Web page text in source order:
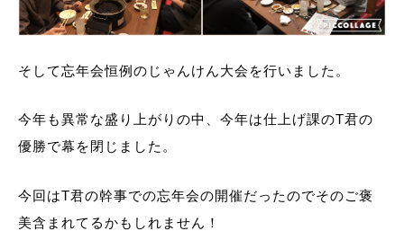
そして忘年会恒例のじゃんけん大会を行いました。
今年も異常な盛り上がりの中、今年は仕上げ課のT君の
優勝で幕を閉じました。
今回はT君の幹事での忘年会の開催だったのでそのご褒
美含まれてるかもしれません！